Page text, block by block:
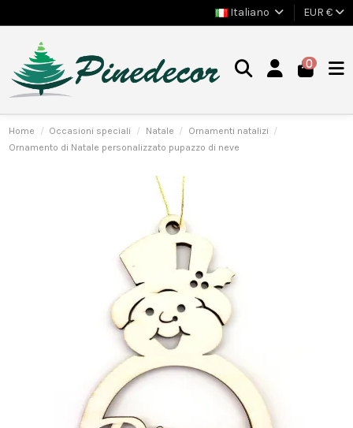
Italiano EUR €
0
Home Occasioni speciali Natale
Ornamenti natalizi
Ornamento di Natale personalizzato pupazzo di neve